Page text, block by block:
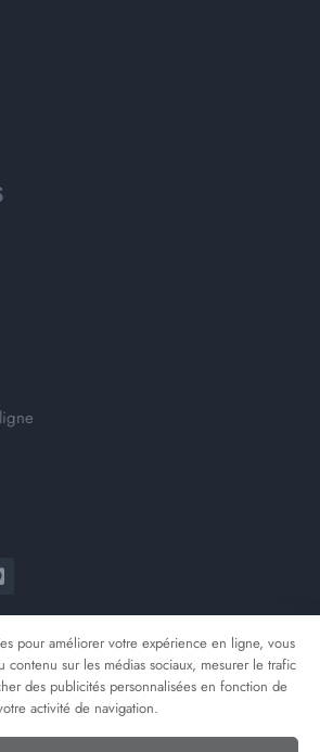
pour améliorer votre expérience en ligne, vous
contenu sur les médias sociaux, mesurer le trafic
des publicités personnalisées en fonction de
activité de navigation.